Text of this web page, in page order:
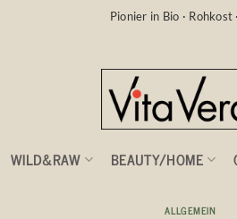
Pionier in Bio · Rohkost
WILD&RAW BEAUTY/HOME
ALLGEMEIN